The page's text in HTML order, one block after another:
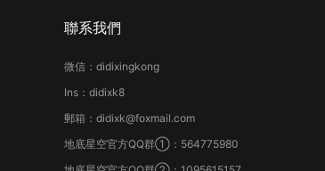
聯系我們
微信：didixingkong
Ins：didixk8
郵箱：didixk@foxmail.com
地底星空官方QQ群①：564775980